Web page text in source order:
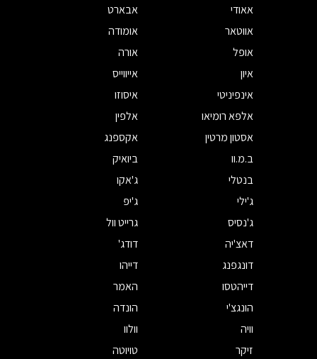
אאודי
אבארט
אווטאר
אומודה
אופל
אורה
איון
אייווייס
אינפיניטי
איסוזו
אלפא רומיאו
אלפין
אסטון מרטין
אקספנג
ב.מ.וו
ביואיק
בנטלי
ג'אקו
ג'ילי
ג'יפ
ג'נסיס
גרייט וול
דאצ'יה
דודג'
דונגפנג
דייהו
דייהטסו
האמר
הונגצ'י
הונדה
וויה
וולוו
זיקר
טויוטה